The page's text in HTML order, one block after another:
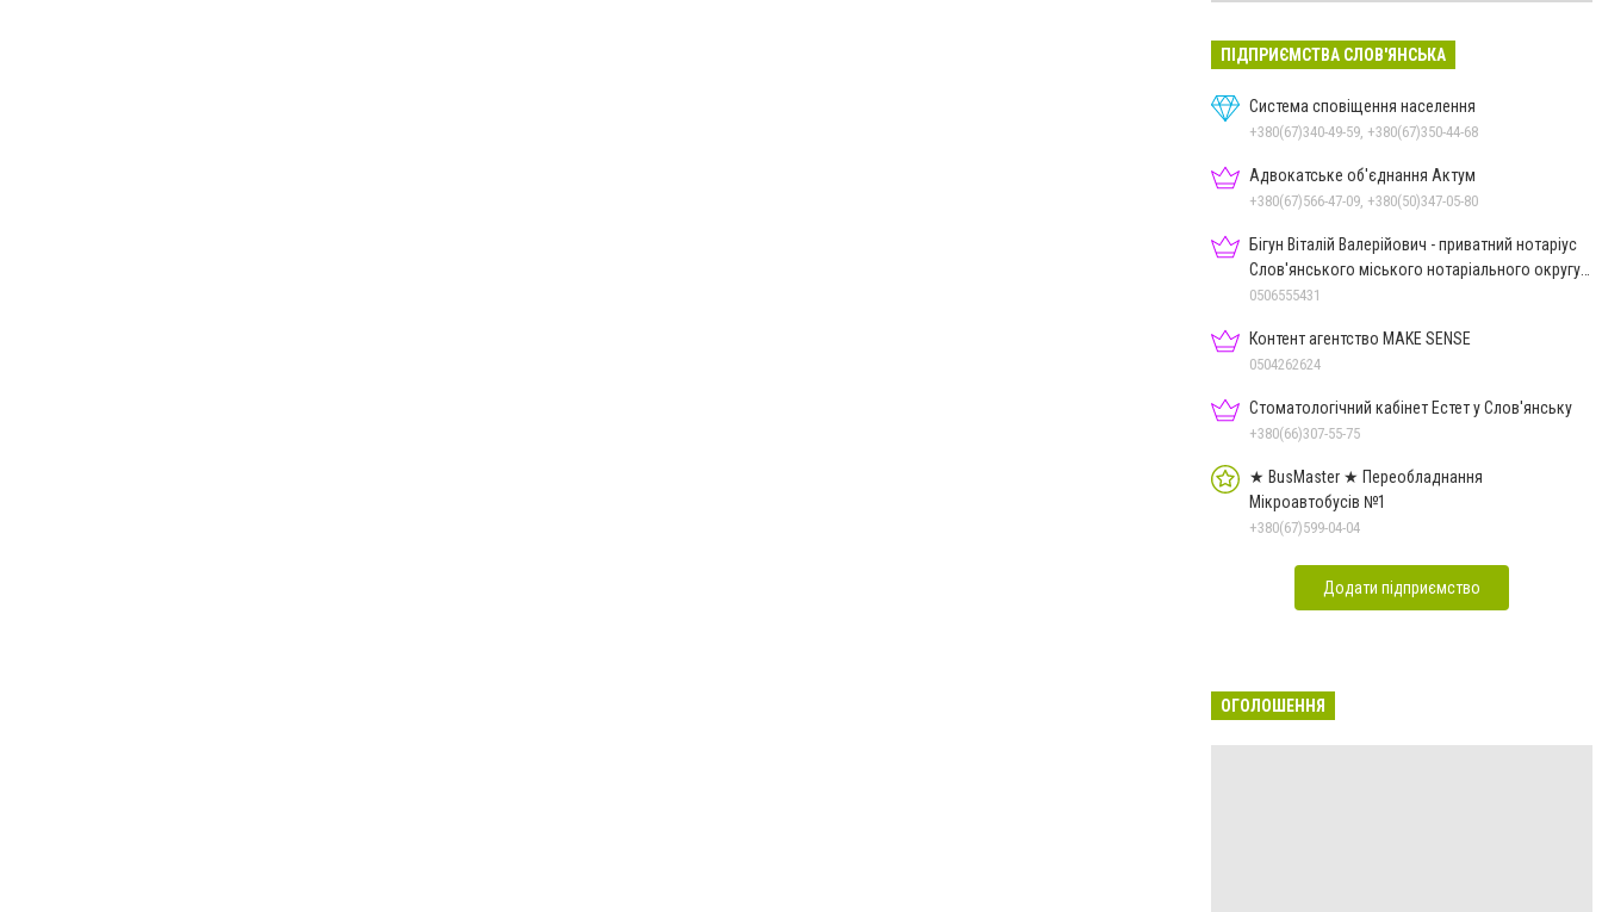
ПІДПРИЄМСТВА СЛОВ'ЯНСЬКА
Система сповіщення населення
+380(67)340-49-59, +380(67)350-44-68
Адвокатське об'єднання Актум
+380(67)566-47-09, +380(50)347-05-80
Бігун Віталій Валерійович - приватний нотаріус
Слов'янського міського нотаріального округу
Дон.обл.
0506555431
Контент агентство MAKE SENSE
0504262624
Стоматологічний кабінет Естет у Слов'янську
+380(66)307-55-75
★ BusMaster ★ Переобладнання
Мікроавтобусів №1
+380(67)599-04-04
Додати підприємство
ОГОЛОШЕННЯ